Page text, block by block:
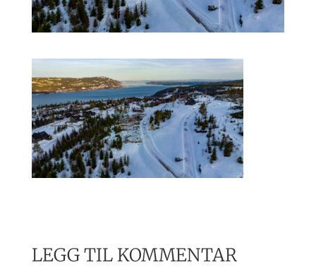
LEGG TIL KOMMENTAR